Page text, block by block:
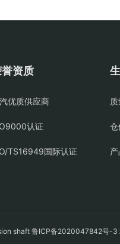
资质
优质供应商
认证
TS16949国际认证
仓
shaft 鲁ICP备2020047842号-3